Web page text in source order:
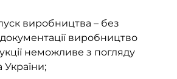
виробництва – без
виробництво
неможливе з погляду
України;